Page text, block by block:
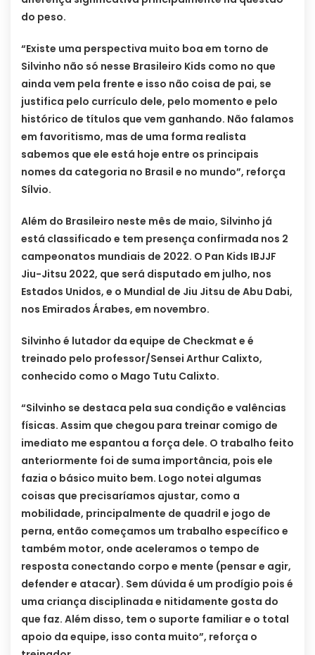
do peso.
“Existe uma perspectiva muito boa em torno de
Silvinho não só nesse Brasileiro Kids como no que
ainda vem pela frente e isso não coisa de pai, se
justifica pelo currículo dele, pelo momento e pelo
histórico de títulos que vem ganhando. Não falamos
em favoritismo, mas de uma forma realista
sabemos que ele está hoje entre os principais
nomes da categoria no Brasil e no mundo”, reforça
Sílvio.
Além do Brasileiro neste mês de maio, Silvinho já
está classificado e tem presença confirmada nos 2
campeonatos mundiais de 2022. O Pan Kids IBJJF
Jiu-Jitsu 2022, que será disputado em julho, nos
Estados Unidos, e o Mundial de Jiu Jitsu de Abu Dabi,
nos Emirados Árabes, em novembro.
Silvinho é lutador da equipe de Checkmat e é
treinado pelo professor/Sensei Arthur Calixto,
conhecido como o Mago Tutu Calixto.
“Silvinho se destaca pela sua condição e valências
físicas. Assim que chegou para treinar comigo de
imediato me espantou a força dele. O trabalho feito
anteriormente foi de suma importância, pois ele
fazia o básico muito bem. Logo notei algumas
coisas que precisaríamos ajustar, como a
mobilidade, principalmente de quadril e jogo de
perna, então começamos um trabalho específico e
também motor, onde aceleramos o tempo de
resposta conectando corpo e mente (pensar e agir,
defender e atacar). Sem dúvida é um prodígio pois é
uma criança disciplinada e nitidamente gosta do
que faz. Além disso, tem o suporte familiar e o total
apoio da equipe, isso conta muito”, reforça o